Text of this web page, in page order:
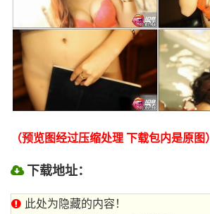
（预览图经过压缩处理 下载包内是原图）
下载地址：
此处为隐藏的内容！